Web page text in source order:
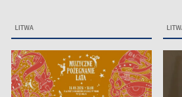
LITWA